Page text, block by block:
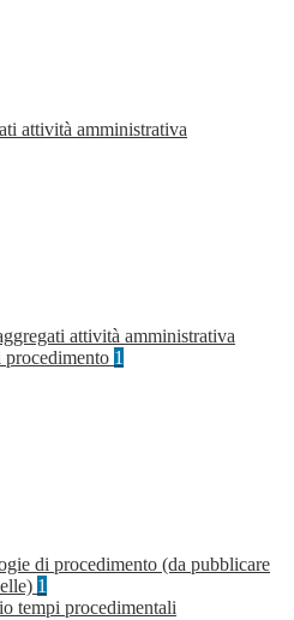
attività amministrativa
attività amministrativa
1
di procedimento (da pubblicare
1
tempi procedimentali